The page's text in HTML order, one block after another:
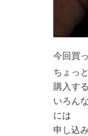
今回買
ちょっ
購入す
いろん
には
申し込